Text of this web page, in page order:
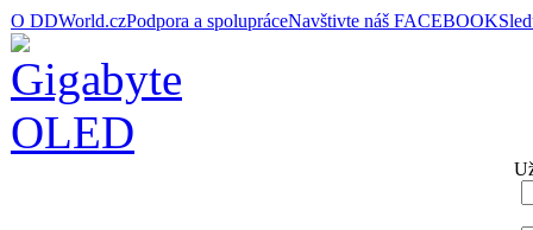
O DDWorld.czPodpora a spolupráceNavštivte náš FACEBOOK